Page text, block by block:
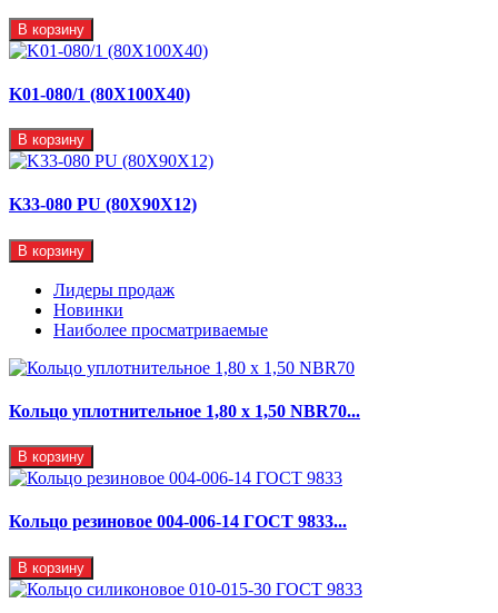
В корзину
K01-080/1 (80X100X40)
В корзину
K33-080 PU (80X90X12)
В корзину
Лидеры продаж
Новинки
Наиболее просматриваемые
Кольцо уплотнительное 1,80 х 1,50 NBR70...
В корзину
Кольцо резиновое 004-006-14 ГОСТ 9833...
В корзину